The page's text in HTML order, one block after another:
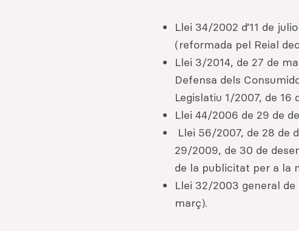
Llei 34/2002 d’11 de
(reformada pel Reial
Llei 3/2014, de 27 de
Defensa dels
Legislatiu 1/2007, de 16
Llei 44/2006 de 29 de
Llei 56/2007, de 28 de
29/2009, de 30 de
de la publicitat per a la
Llei 32/2003 general
març).